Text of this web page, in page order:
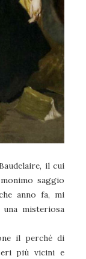
il cui
saggio
anno fa, mi
misteriosa
il perché di
più vicini e